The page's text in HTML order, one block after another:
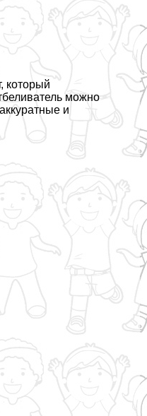
который
можно
и